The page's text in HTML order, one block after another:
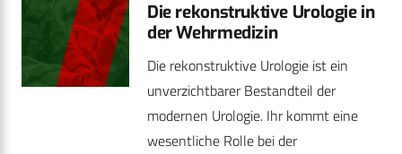
Die rekonstruktive Urologie in
der Wehrmedizin
Die rekonstruktive Urologie ist ein
unverzichtbarer Bestandteil der
modernen Urologie. Ihr kommt eine
wesentliche Rolle bei der